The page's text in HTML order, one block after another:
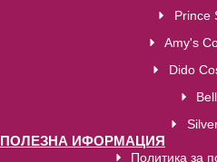
Prince
Amy's
Dido
ПОЛЕЗНА ИФОРМАЦИЯ
Политика за